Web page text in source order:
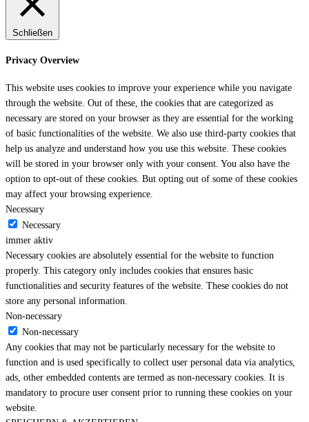
Schließen
Privacy Overview
This website uses cookies to improve your experience while you navigate
through the website. Out of these, the cookies that are categorized as
necessary are stored on your browser as they are essential for the working
of basic functionalities of the website. We also use third-party cookies that
help us analyze and understand how you use this website. These cookies
will be stored in your browser only with your consent. You also have the
option to opt-out of these cookies. But opting out of some of these cookies
may affect your browsing experience.
Necessary
Necessary
immer aktiv
Necessary cookies are absolutely essential for the website to function
properly. This category only includes cookies that ensures basic
functionalities and security features of the website. These cookies do not
store any personal information.
Non-necessary
Non-necessary
Any cookies that may not be particularly necessary for the website to
function and is used specifically to collect user personal data via analytics,
ads, other embedded contents are termed as non-necessary cookies. It is
mandatory to procure user consent prior to running these cookies on your
website.